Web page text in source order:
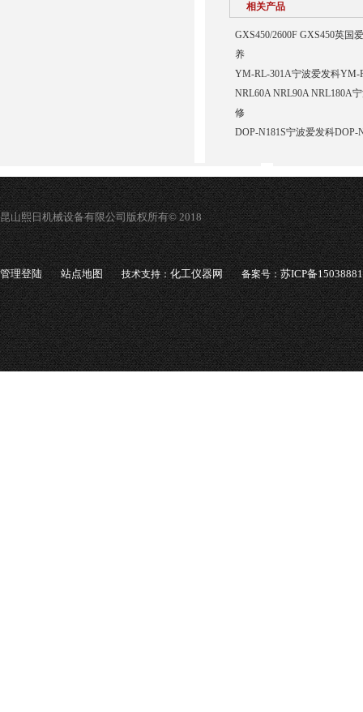
相关产品
GXS450/2600F GXS450英国
养
YM-RL-301A宁波爱发科YM-
NRL60A NRL90A NRL180A
修
DOP-N181S宁波爱发科DOP-
昆山熙日机械设备有限公司版权所有© 2018
管理登陆 站点地图 技术支持：化工仪器网 备案号：苏ICP备